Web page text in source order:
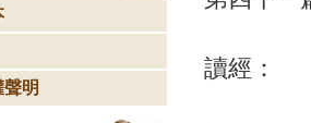
讀經：
明